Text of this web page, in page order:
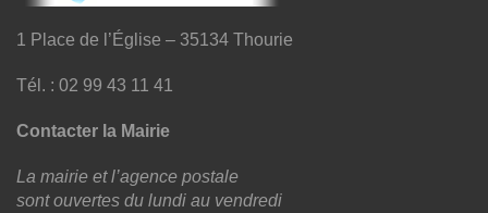
1 Place de l’Église – 35134 Thourie
Tél. : 02 99 43 11 41
Contacter la Mairie
La mairie et l’agence postale
sont ouvertes du lundi au vendredi